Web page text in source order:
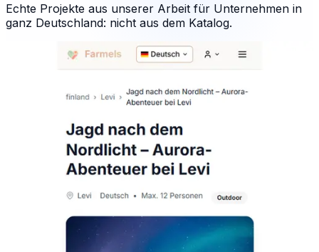
Echte Projekte aus unserer Arbeit für Unternehmen in
ganz Deutschland: nicht aus dem Katalog.